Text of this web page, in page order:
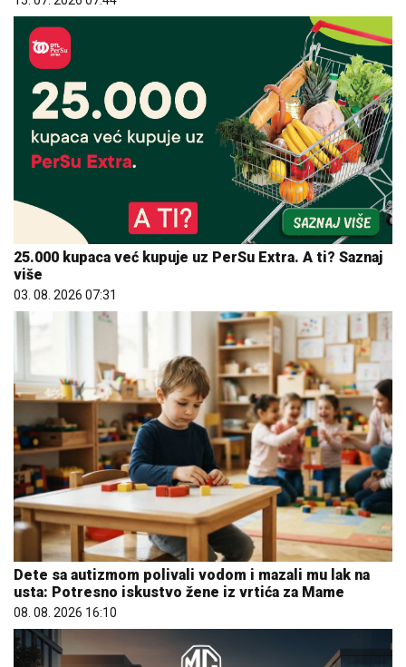
25.000 kupaca već kupuje uz PerSu Extra. A ti? Saznaj
više
03. 08. 2026 07:31
Dete sa autizmom polivali vodom i mazali mu lak na
usta: Potresno iskustvo žene iz vrtića za Mame
08. 08. 2026 16:10